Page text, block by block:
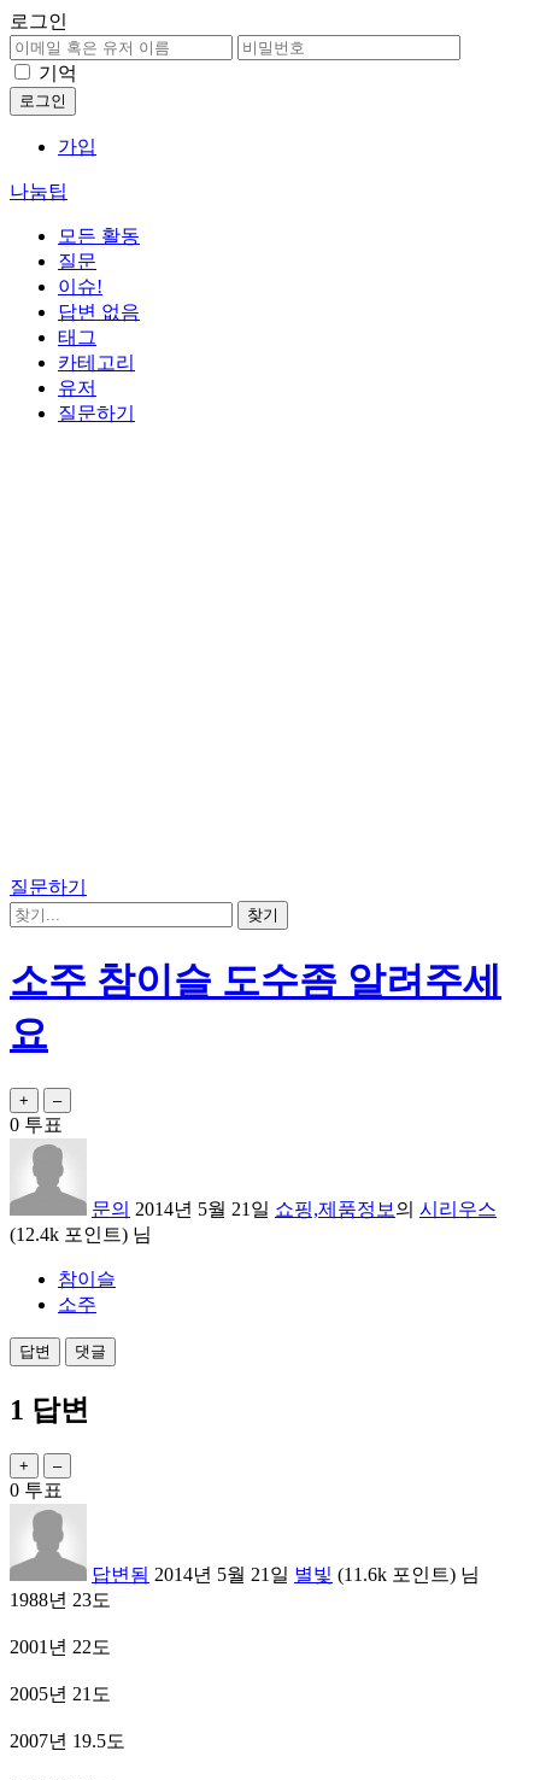
로그인
기억
가입
나눔팁
모든 활동
질문
이슈!
답변 없음
태그
카테고리
유저
질문하기
질문하기
소주 참이슬 도수좀 알려주세
요
0 투표
문의 2014년 5월 21일 쇼핑,제품정보 의 시리우스
(12.4k 포인트) 님
참이슬
소주
1 답변
0 투표
답변됨 2014년 5월 21일 별빛 (11.6k 포인트) 님
1988년 23도
2001년 22도
2005년 21도
2007년 19.5도